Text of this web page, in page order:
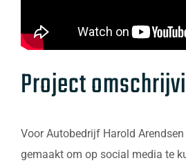
Project
Voor Autobedrijf Harold
gemaakt om op social media te